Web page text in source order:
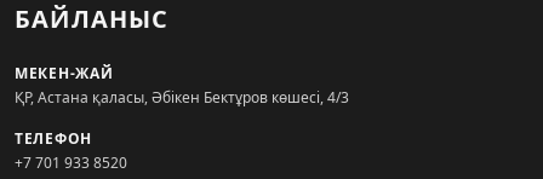
БАЙЛАНЫС
МЕКЕН-ЖАЙ
ҚР, Астана қаласы, Әбікен Бектұров көшесі, 4/3
ТЕЛЕФОН
+7 701 933 8520